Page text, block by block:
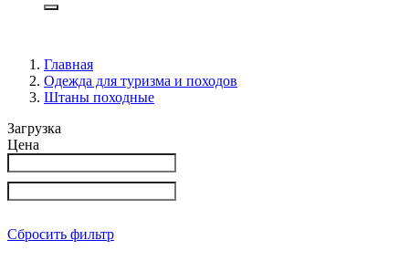
Главная
Одежда для туризма и походов
Штаны походные
Загрузка
Цена
Сбросить фильтр